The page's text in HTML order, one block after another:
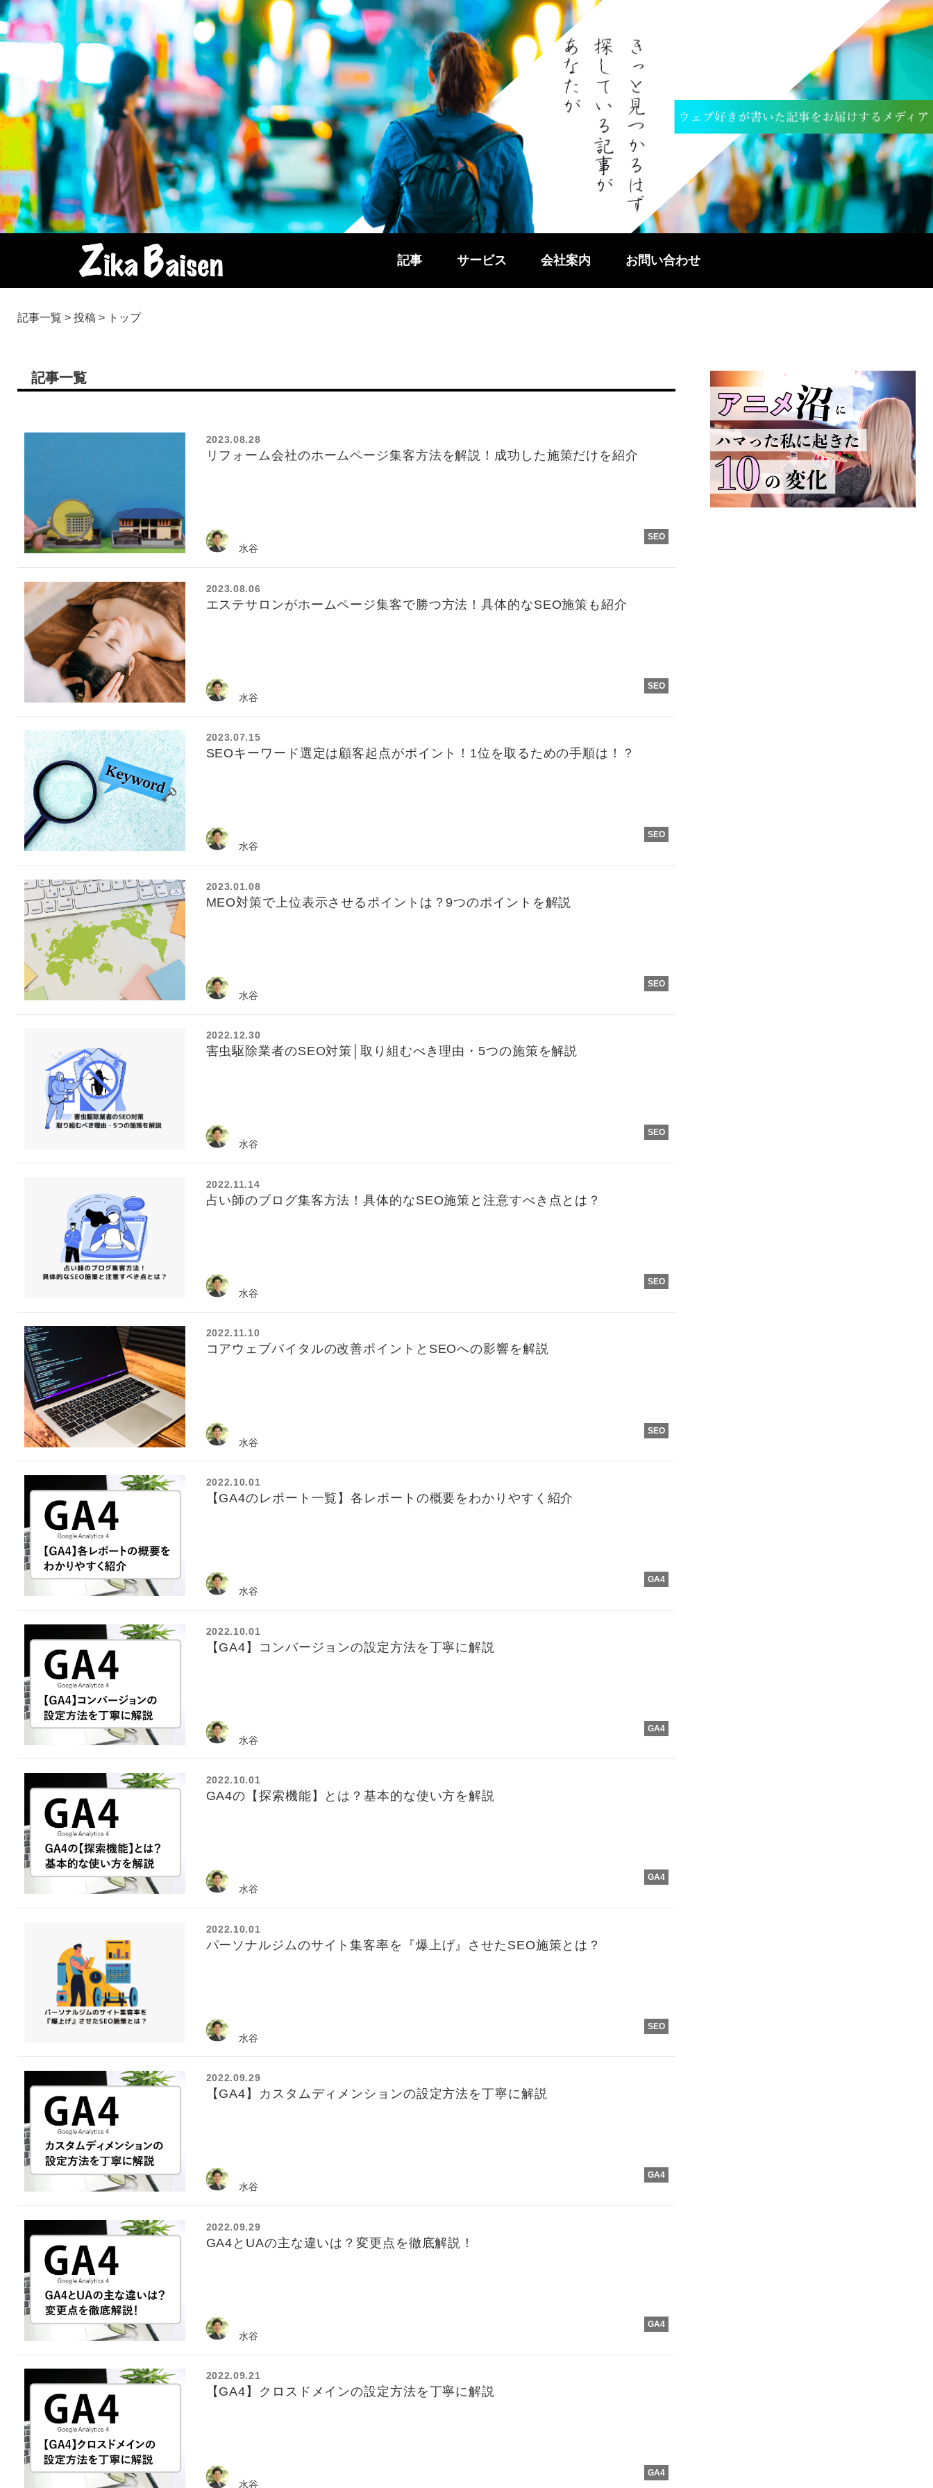
記事 サービス 会社案内 お問い合わせ
記事一覧 > 投稿 > トップ
記事一覧
2023.08.28
リフォーム会社のホームページ集客方法を解説！成功した施策だけを紹介
SEO
水谷
2023.08.06
エステサロンがホームページ集客で勝つ方法！具体的なSEO施策も紹介
SEO
水谷
2023.07.15
SEOキーワード選定は顧客起点がポイント！1位を取るための手順は！？
SEO
水谷
2023.01.08
MEO対策で上位表示させるポイントは？9つのポイントを解説
SEO
水谷
2022.12.30
害虫駆除業者のSEO対策│取り組むべき理由・5つの施策を解説
SEO
水谷
2022.11.14
占い師のブログ集客方法！具体的なSEO施策と注意すべき点とは？
SEO
水谷
2022.11.10
コアウェブバイタルの改善ポイントとSEOへの影響を解説
SEO
水谷
2022.10.01
【GA4のレポート一覧】各レポートの概要をわかりやすく紹介
GA4
水谷
2022.10.01
【GA4】コンバージョンの設定方法を丁寧に解説
GA4
水谷
2022.10.01
GA4の【探索機能】とは？基本的な使い方を解説
GA4
水谷
2022.10.01
パーソナルジムのサイト集客率を『爆上げ』させたSEO施策とは？
SEO
水谷
2022.09.29
【GA4】カスタムディメンションの設定方法を丁寧に解説
GA4
水谷
2022.09.29
GA4とUAの主な違いは？変更点を徹底解説！
GA4
水谷
2022.09.21
【GA4】クロスドメインの設定方法を丁寧に解説
GA4
水谷